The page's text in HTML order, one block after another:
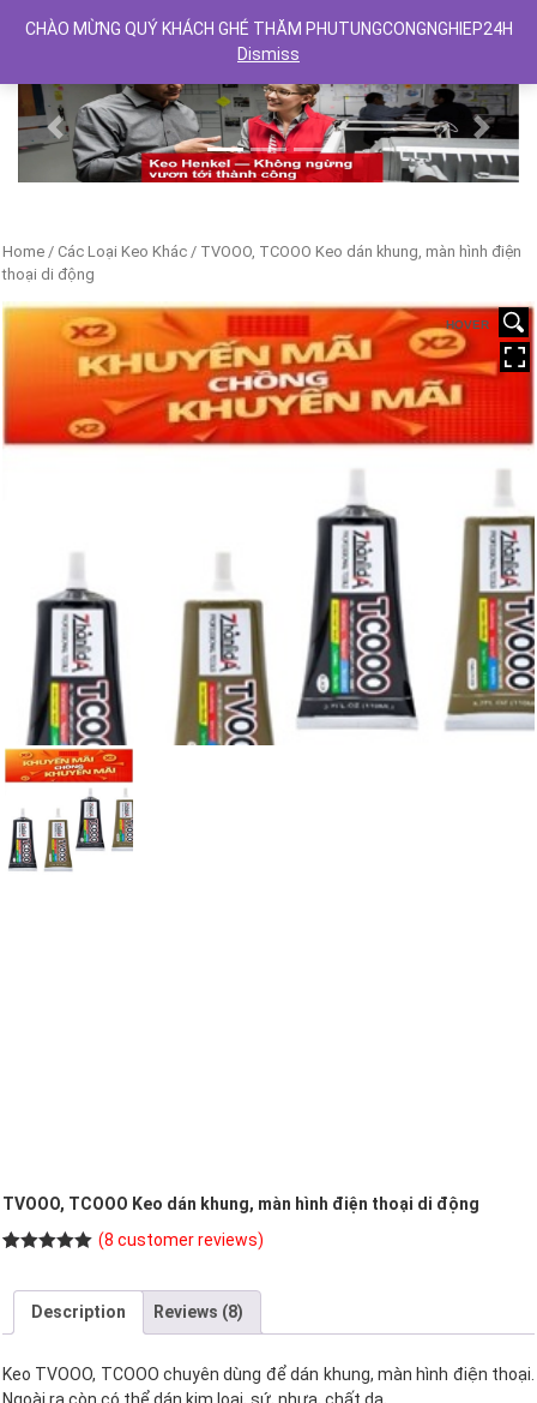
Previous Next
Home / Các Loại Keo Khác / TVOOO, TCOOO Keo dán khung, màn hình điện
thoại di động
HOVER
TVOOO, TCOOO Keo dán khung, màn hình điện thoại di động
customer
ratings
(8 customer reviews)
Description Reviews (8)
Keo TVOOO, TCOOO chuyên dùng để dán khung, màn hình điện thoại.
CHÀO MỪNG QUÝ KHÁCH GHÉ THĂM PHUTUNGCONGNGHIEP24H
Dismiss